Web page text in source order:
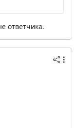
ответчика.